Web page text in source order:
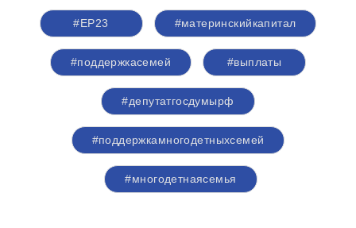
#ЕР23 #материнскийкапитал
#поддержкасемей #выплаты
#депутатгосдумырф
#поддержкамногодетныхсемей
#многодетнаясемья